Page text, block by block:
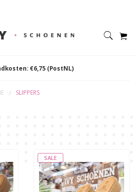
€6,75 (PostNL)
/ SLIPPERS
SALE